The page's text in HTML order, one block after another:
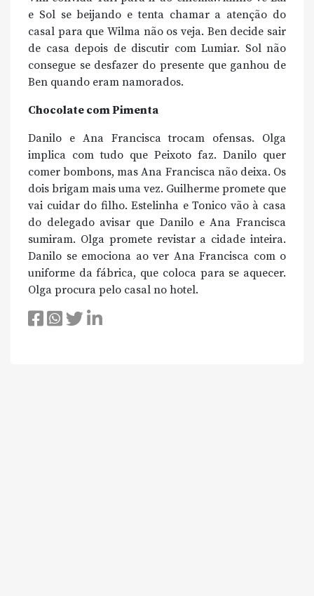
e Sol se beijando e tenta chamar a atenção do
casal para que Wilma não os veja. Ben decide sair
de casa depois de discutir com Lumiar. Sol não
consegue se desfazer do presente que ganhou de
Ben quando eram namorados.
Chocolate com Pimenta
Danilo e Ana Francisca trocam ofensas. Olga
implica com tudo que Peixoto faz. Danilo quer
comer bombons, mas Ana Francisca não deixa. Os
dois brigam mais uma vez. Guilherme promete que
vai cuidar do filho. Estelinha e Tonico vão à casa
do delegado avisar que Danilo e Ana Francisca
sumiram. Olga promete revistar a cidade inteira.
Danilo se emociona ao ver Ana Francisca com o
uniforme da fábrica, que coloca para se aquecer.
Olga procura pelo casal no hotel.